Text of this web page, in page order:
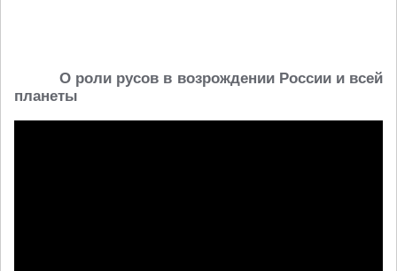
О роли русов в возрождении России и всей
планеты